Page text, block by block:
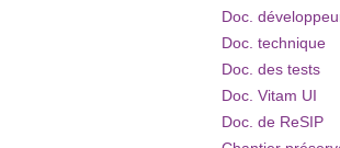
Doc.
Doc. technique
Doc. des tests
Doc. Vitam UI
Doc. de ReSIP